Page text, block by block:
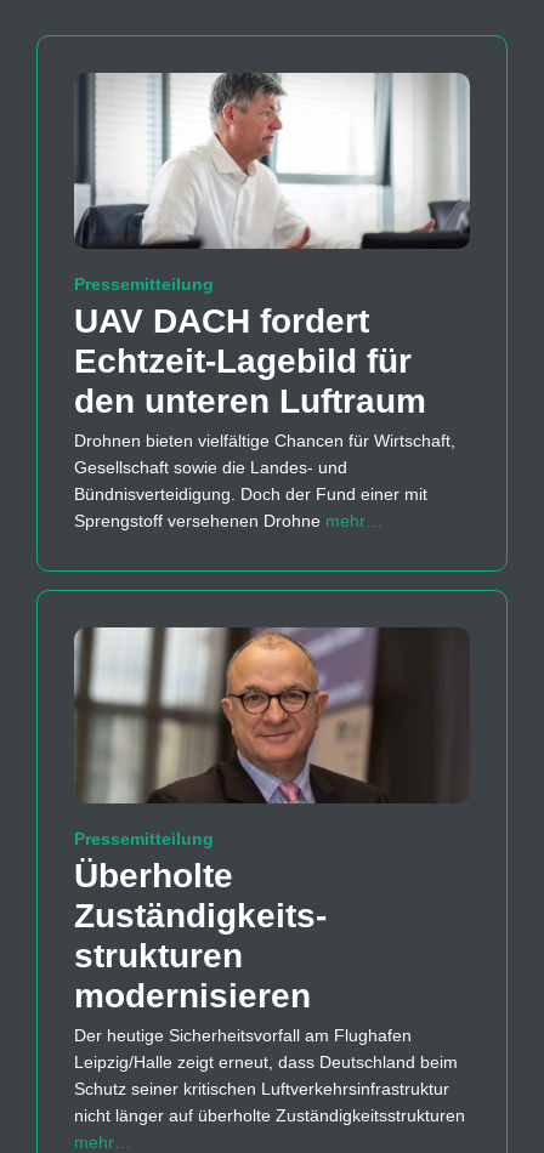
Pressemitteilung
UAV DACH fordert
Echtzeit-Lagebild für
den unteren Luftraum
Drohnen bieten vielfältige Chancen für Wirtschaft,
Gesellschaft sowie die Landes- und
Bündnisverteidigung. Doch der Fund einer mit
Sprengstoff versehenen Drohne mehr…
Pressemitteilung
Überholte
Zuständigkeits­
strukturen
modernisieren
Der heutige Sicherheitsvorfall am Flughafen
Leipzig/Halle zeigt erneut, dass Deutschland beim
Schutz seiner kritischen Luftverkehrsinfrastruktur
nicht länger auf überholte Zuständigkeitsstrukturen
mehr…